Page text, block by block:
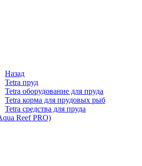
Назад
Tetra пруд
Tetra оборудование для пруда
Tetra корма для прудовых рыб
Tetra средства для пруда
Reef PRO)